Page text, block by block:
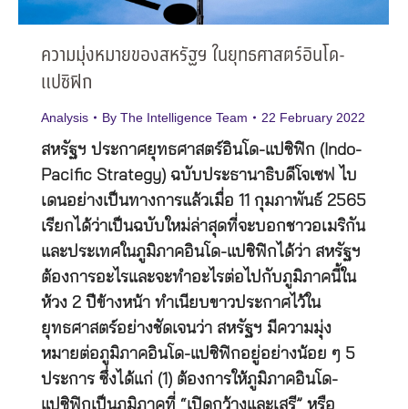
ความมุ่งหมายของสหรัฐฯ ในยุทธศาสตร์อินโด-
แปซิฟิก
Analysis By The Intelligence Team 22 February 2022
สหรัฐฯ ประกาศยุทธศาสตร์อินโด-แปซิฟิก (Indo-
Pacific Strategy) ฉบับประธานาธิบดีโจเซฟ ไบ
เดนอย่างเป็นทางการแล้วเมื่อ 11 กุมภาพันธ์ 2565
เรียกได้ว่าเป็นฉบับใหม่ล่าสุดที่จะบอกชาวอเมริกัน
และประเทศในภูมิภาคอินโด-แปซิฟิกได้ว่า สหรัฐฯ
ต้องการอะไรและจะทำอะไรต่อไปกับภูมิภาคนี้ใน
ห้วง 2 ปีข้างหน้า ทำเนียบขาวประกาศไว้ใน
ยุทธศาสตร์อย่างชัดเจนว่า สหรัฐฯ มีความมุ่ง
หมายต่อภูมิภาคอินโด-แปซิฟิกอยู่อย่างน้อย ๆ 5
ประการ ซึ่งได้แก่ (1) ต้องการให้ภูมิภาคอินโด-
แปซิฟิกเป็นภูมิภาคที่ “เปิดกว้างและเสรี” หรือ